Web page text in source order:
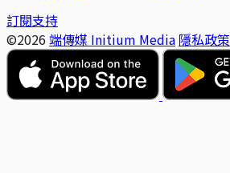
訂閱支持
©2026 端傳媒 Initium Media 隱私政策